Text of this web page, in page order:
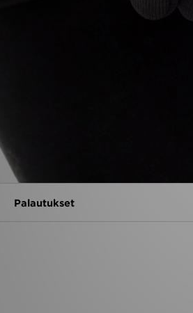
Palautukset